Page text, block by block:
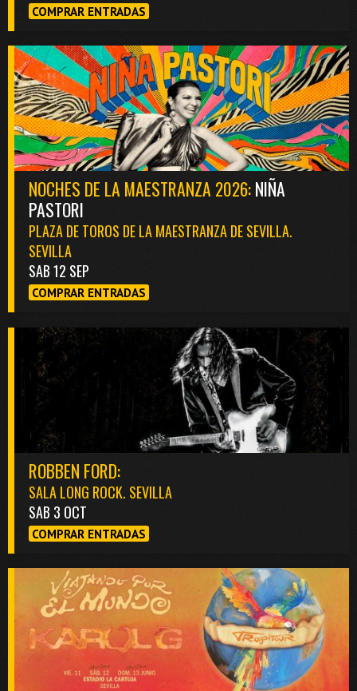
COMPRAR ENTRADAS
NOCHES DE LA MAESTRANZA 2026:NIÑA
PASTORI
PLAZA DE TOROS DE LA MAESTRANZA DE SEVILLA.
SEVILLA
SAB 12 SEP
COMPRAR ENTRADAS
ROBBEN FORD:
SALA LONG ROCK. SEVILLA
SAB 3 OCT
COMPRAR ENTRADAS